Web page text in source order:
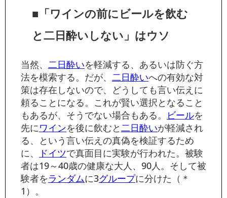
■「ワインの前にビールを飲む
と二日酔いしない」はウソ
当然、 二日酔いを軽減する、あるいは防ぐ方
法を模索する。だが、 二日酔いへの有効な対
策は存在しないので、どうしても言い伝えに
頼ることになる。これが賢い選択となること
もあるが、そうでない場合もある。
ビールを
先にワインを後に飲むと二日酔いが軽減され
る、という言い伝えの真偽を検証するため
に、
ドイツで真面目に実験が行われた。被験
者は19～40歳の健康な大人、90人。そして被
験者をランダムに3グループに分けた （＊
1） 。